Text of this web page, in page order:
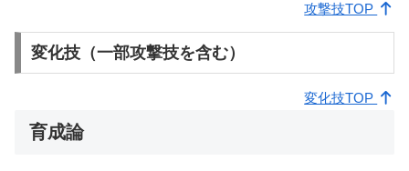
攻撃技TOP
変化技（一部攻撃技を含む）
変化技TOP
育成論